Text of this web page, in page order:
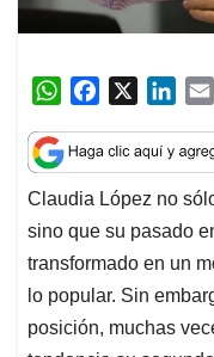
W
a
t
s
A
p
p
c
e
b
o
o
k
n
k
e
d
I
n
Claudia López no
sino que su pasado
transformado en un
lo popular. Sin
posición, muchas